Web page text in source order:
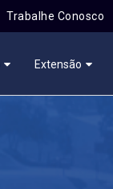
Trabalhe Conosco
Extensão